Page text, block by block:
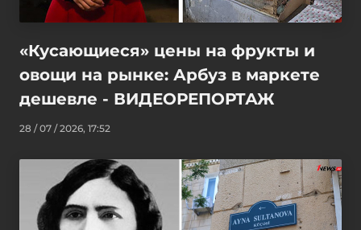
«Кусающиеся» цены на фрукты и
овощи на рынке: Арбуз в маркете
дешевле - ВИДЕОРЕПОРТАЖ
28 / 07 / 2026, 17:52